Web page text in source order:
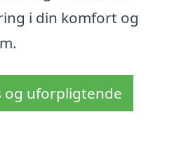
i din komfort og
og uforpligtende